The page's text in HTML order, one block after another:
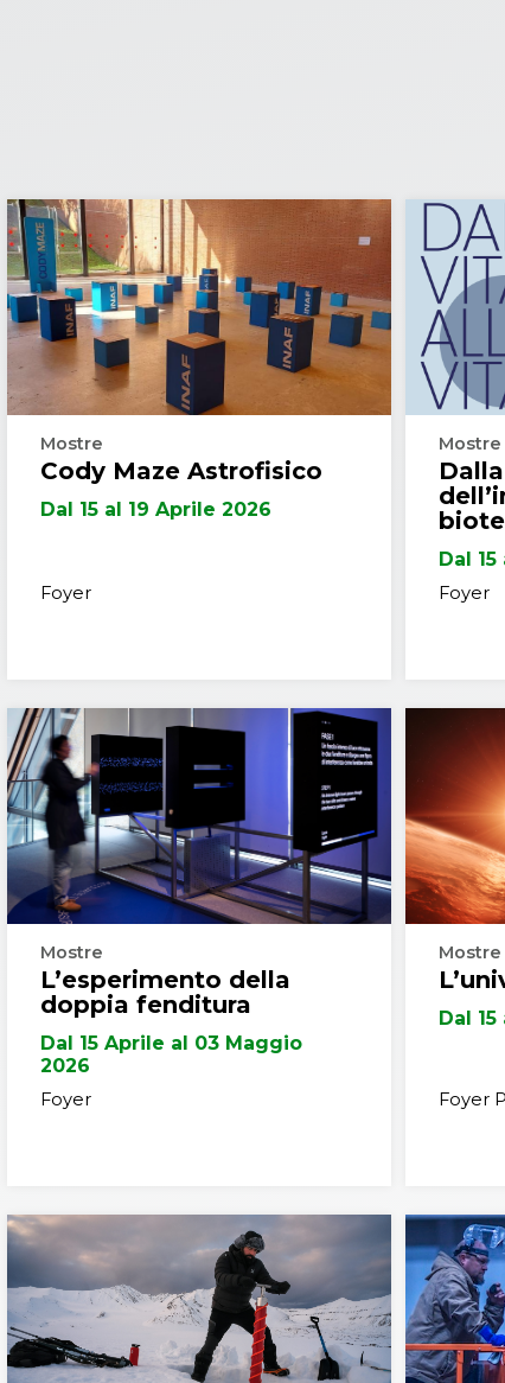
Mostre
Cody Maze Astrofisico
Dal 15 al 19 Aprile 2026
Foyer
Mostre
Dal
Foyer
Mostre
L’esperimento della
doppia fenditura
Dal 15 Aprile al 03 Maggio
2026
Foyer
Mostre
Dal
Foyer